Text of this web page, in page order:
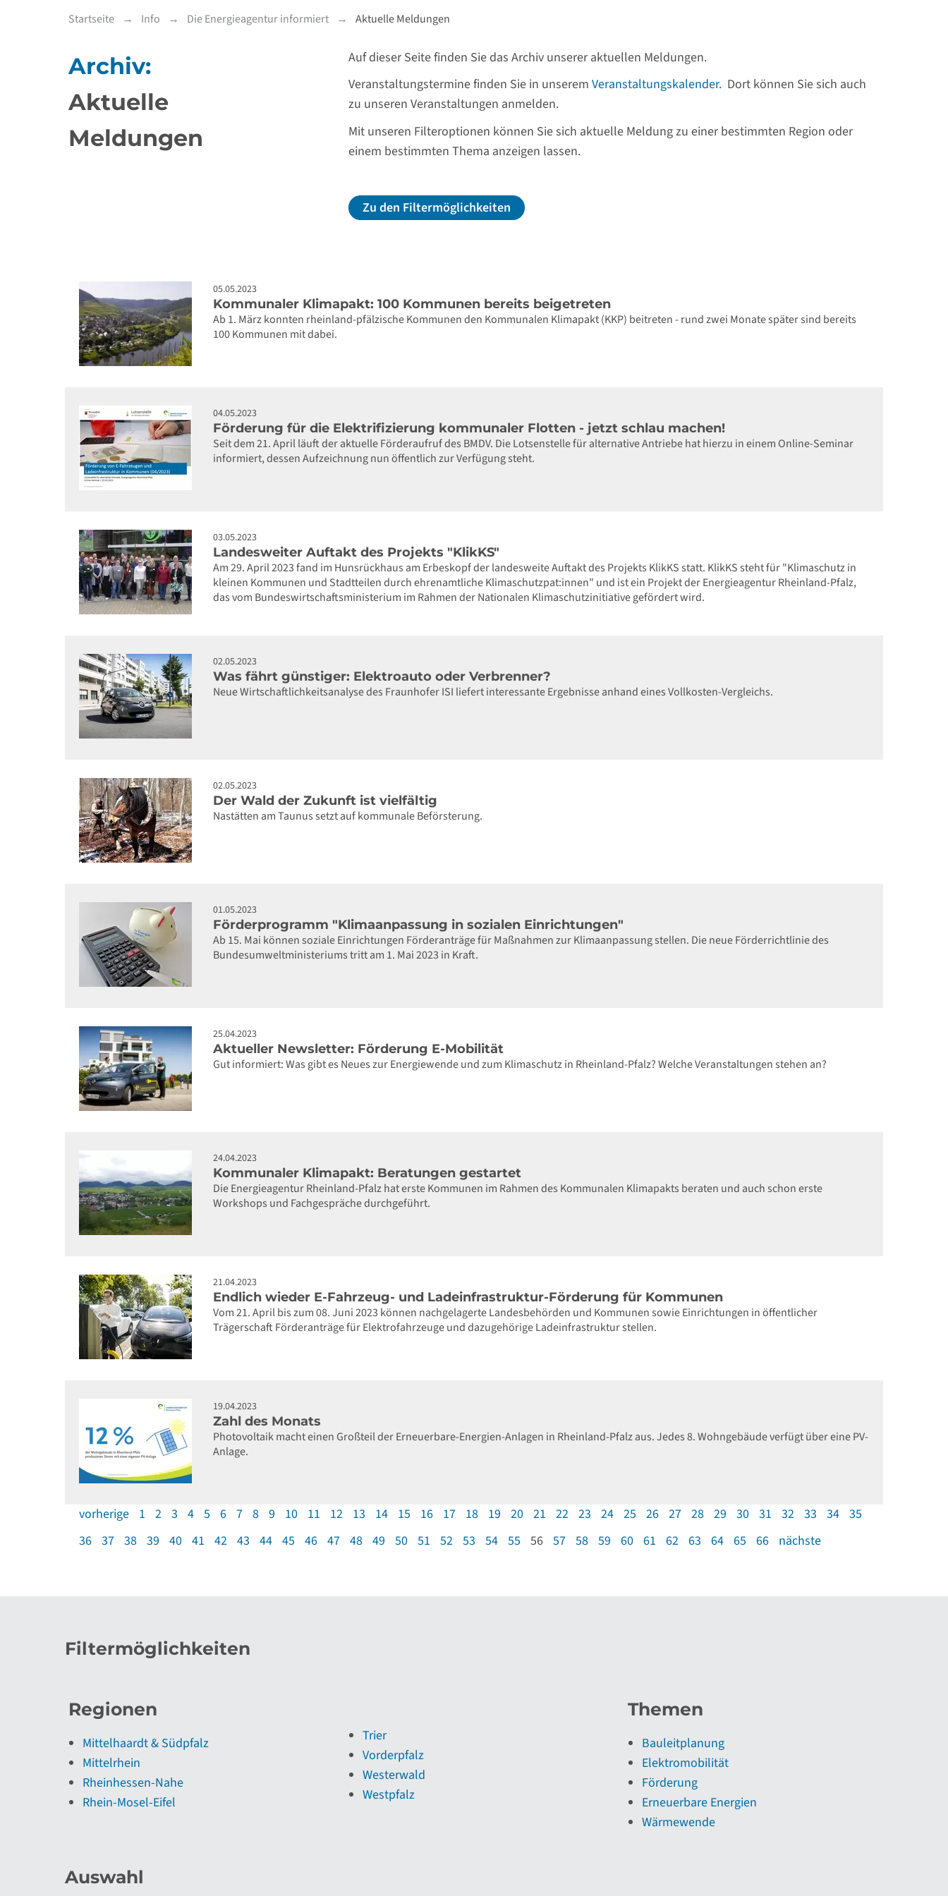
Startseite Info Die Energieagentur informiert Aktuelle Meldungen
Archiv:
Aktuelle
Meldungen
Auf dieser Seite finden Sie das Archiv unserer aktuellen Meldungen.
Veranstaltungstermine finden Sie in unserem Veranstaltungskalender. Dort können Sie sich auch
zu unseren Veranstaltungen anmelden.
Mit unseren Filteroptionen können Sie sich aktuelle Meldung zu einer bestimmten Region oder
einem bestimmten Thema anzeigen lassen.
Zu den Filtermöglichkeiten
05.05.2023
Kommunaler Klimapakt: 100 Kommunen bereits beigetreten
Ab 1. März konnten rheinland-pfälzische Kommunen den Kommunalen Klimapakt (KKP) beitreten - rund zwei Monate später sind bereits
100 Kommunen mit dabei.
04.05.2023
Förderung für die Elektrifizierung kommunaler Flotten - jetzt schlau machen!
Seit dem 21. April läuft der aktuelle Förderaufruf des BMDV. Die Lotsenstelle für alternative Antriebe hat hierzu in einem Online-Seminar
informiert, dessen Aufzeichnung nun öffentlich zur Verfügung steht.
03.05.2023
Landesweiter Auftakt des Projekts "KlikKS"
Am 29. April 2023 fand im Hunsrückhaus am Erbeskopf der landesweite Auftakt des Projekts KlikKS statt. KlikKS steht für "Klimaschutz in
kleinen Kommunen und Stadtteilen durch ehrenamtliche Klimaschutzpat:innen" und ist ein Projekt der Energieagentur Rheinland-Pfalz,
das vom Bundeswirtschaftsministerium im Rahmen der Nationalen Klimaschutzinitiative gefördert wird.
02.05.2023
Was fährt günstiger: Elektroauto oder Verbrenner?
Neue Wirtschaftlichkeitsanalyse des Fraunhofer ISI liefert interessante Ergebnisse anhand eines Vollkosten-Vergleichs.
02.05.2023
Der Wald der Zukunft ist vielfältig
Nastätten am Taunus setzt auf kommunale Beförsterung.
01.05.2023
Förderprogramm "Klimaanpassung in sozialen Einrichtungen"
Ab 15. Mai können soziale Einrichtungen Förderanträge für Maßnahmen zur Klimaanpassung stellen. Die neue Förderrichtlinie des
Bundesumweltministeriums tritt am 1. Mai 2023 in Kraft.
25.04.2023
Aktueller Newsletter: Förderung E-Mobilität
Gut informiert: Was gibt es Neues zur Energiewende und zum Klimaschutz in Rheinland-Pfalz? Welche Veranstaltungen stehen an?
24.04.2023
Kommunaler Klimapakt: Beratungen gestartet
Die Energieagentur Rheinland-Pfalz hat erste Kommunen im Rahmen des Kommunalen Klimapakts beraten und auch schon erste
Workshops und Fachgespräche durchgeführt.
21.04.2023
Endlich wieder E-Fahrzeug- und Ladeinfrastruktur-Förderung für Kommunen
Vom 21. April bis zum 08. Juni 2023 können nachgelagerte Landesbehörden und Kommunen sowie Einrichtungen in öffentlicher
Trägerschaft Förderanträge für Elektrofahrzeuge und dazugehörige Ladeinfrastruktur stellen.
19.04.2023
Zahl des Monats
Photovoltaik macht einen Großteil der Erneuerbare-Energien-Anlagen in Rheinland-Pfalz aus. Jedes 8. Wohngebäude verfügt über eine PV-
Anlage.
vorherige 1 2 3 4 5 6 7 8 9 10 11 12 13 14 15 16 17 18 19 20 21 22 23 24 25 26 27 28 29 30 31 32 33 34 35
36 37 38 39 40 41 42 43 44 45 46 47 48 49 50 51 52 53 54 55 56 57 58 59 60 61 62 63 64 65 66 nächste
Filtermöglichkeiten
Regionen
Mittelhaardt & Südpfalz
Mittelrhein
Rheinhessen-Nahe
Rhein-Mosel-Eifel
Trier
Vorderpfalz
Westerwald
Westpfalz
Themen
Bauleitplanung
Elektromobilität
Förderung
Erneuerbare Energien
Wärmewende
Auswahl